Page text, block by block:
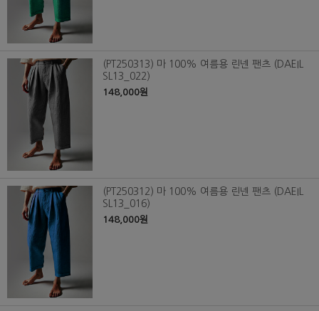
(PT250313) 마 100% 여름용 린넨 팬츠 (DAEIL
SL13_022)
148,000원
(PT250312) 마 100% 여름용 린넨 팬츠 (DAEIL
SL13_016)
148,000원